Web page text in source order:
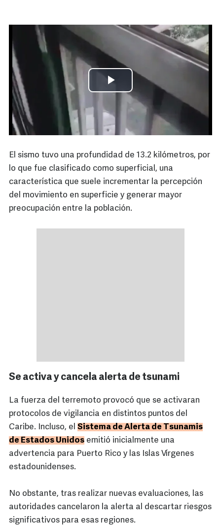
El sismo tuvo una profundidad de 13.2 kilómetros, por
lo que fue clasificado como superficial, una
característica que suele incrementar la percepción
del movimiento en superficie y generar mayor
preocupación entre la población.
Se activa y cancela alerta de tsunami
La fuerza del terremoto provocó que se activaran
protocolos de vigilancia en distintos puntos del
Caribe. Incluso, el Sistema de Alerta de Tsunamis
de Estados Unidos emitió inicialmente una
advertencia para Puerto Rico y las Islas Vírgenes
estadounidenses.
No obstante, tras realizar nuevas evaluaciones, las
autoridades cancelaron la alerta al descartar riesgos
significativos para esas regiones.